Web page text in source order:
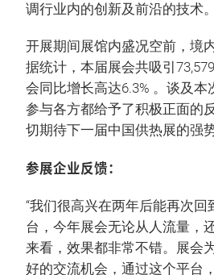
调行业内的创新及前沿的技术。
开展期间展馆内盛况空前，境
据统计，本届展会共吸引
会同比增长高达6.3% 。谈及本
参与各方都给予了积极正面的
切期待下一届中国供热展的强
参展企业反馈：
“我们很高兴在两年后能再次回
台，今年展会无论从人流量，
来看，效果都非常不错。展会
好的交流机会，通过这个平台